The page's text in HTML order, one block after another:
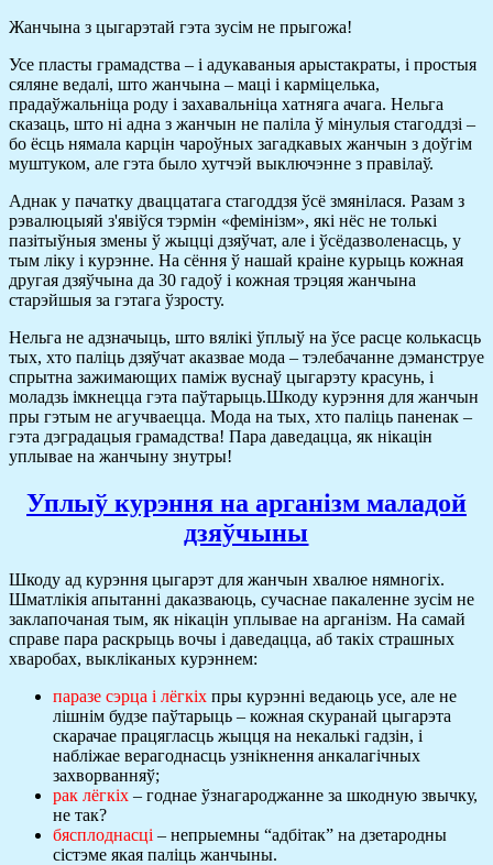
Жанчына з цыгарэтай гэта зусім не прыгожа!
Усе пласты грамадства – і адукаваныя арыстакраты, і простыя
сяляне ведалі, што жанчына – маці і карміцелька,
прадаўжальніца роду і захавальніца хатняга ачага. Нельга
сказаць, што ні адна з жанчын не паліла ў мінулыя стагоддзі –
бо ёсць нямала карцін чароўных загадкавых жанчын з доўгім
муштуком, але гэта было хутчэй выключэнне з правілаў.
Аднак у пачатку дваццатага стагоддзя ўсё змянілася. Разам з
рэвалюцыяй з'явіўся тэрмін «фемінізм», які нёс не толькі
пазітыўныя змены ў жыцці дзяўчат, але і ўсёдазволенасць, у
тым ліку і курэнне. На сёння ў нашай краіне курыць кожная
другая дзяўчына да 30 гадоў і кожная трэцяя жанчына
старэйшыя за гэтага ўзросту.
Нельга не адзначыць, што вялікі ўплыў на ўсе расце колькасць
тых, хто паліць дзяўчат аказвае мода – тэлебачанне дэманструе
спрытна зажимающих паміж вуснаў цыгарэту красунь, і
моладзь імкнецца гэта паўтарыць.Шкоду курэння для жанчын
пры гэтым не агучваецца. Мода на тых, хто паліць паненак –
гэта дэградацыя грамадства! Пара даведацца, як нікацін
уплывае на жанчыну знутры!
Уплыў курэння на арганізм маладой
дзяўчыны
Шкоду ад курэння цыгарэт для жанчын хвалюе нямногіх.
Шматлікія апытанні даказваюць, сучаснае пакаленне зусім не
заклапочаная тым, як нікацін уплывае на арганізм. На самай
справе пара раскрыць вочы і даведацца, аб такіх страшных
хваробах, выкліканых курэннем:
паразе сэрца і лёгкіх пры курэнні ведаюць усе, але не
лішнім будзе паўтарыць – кожная скуранай цыгарэта
скарачае працягласць жыцця на некалькі гадзін, і
набліжае верагоднасць узнікнення анкалагічных
захворванняў;
рак лёгкіх – годнае ўзнагароджанне за шкодную звычку,
не так?
бясплоднасці – непрыемны “адбітак” на дзетародны
сістэме якая паліць жанчыны.